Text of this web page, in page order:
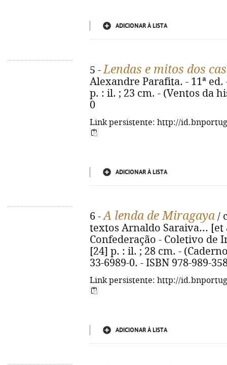
ADICIONAR À LISTA
5 -Lendas e mitos dos
Alexandre Parafita. - 11ª
p. : il. ; 23 cm. - (Ventos da
0
Link persistente: http://
ADICIONAR À LISTA
6 -A lenda de Miragaya /
textos Arnaldo Saraiva... [et
Confederação - Coletivo de
[24] p. : il. ; 28 cm. -
33-6989-0. - ISBN 978-989-
Link persistente: http://
ADICIONAR À LISTA